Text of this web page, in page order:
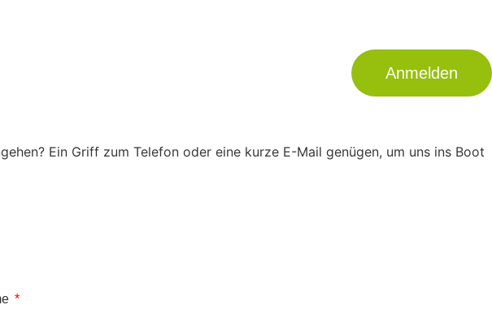
Anmelden
Ein Griff zum Telefon oder eine kurze E-Mail genügen, um uns ins Boot